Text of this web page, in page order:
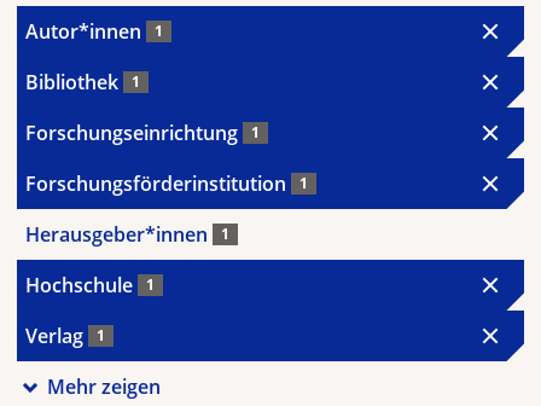
Autor*innen 1
Bibliothek 1
Forschungseinrichtung 1
Forschungsförderinstitution 1
Herausgeber*innen 1
Hochschule 1
Verlag 1
Mehr zeigen